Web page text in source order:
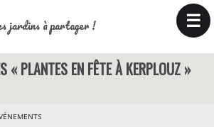
jardins à partager ! ☰
« PLANTES EN FÊTE À KERPLOUZ »